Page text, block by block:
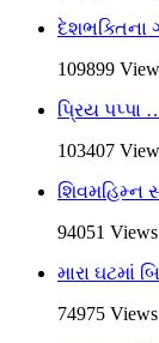
દેશભક્તિના
109899
પ્રિય પપ્પા
103407
શિવમહિમ્ન
94051
મારા ઘટમાં
74975